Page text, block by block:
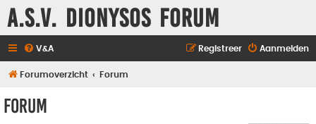
A.S.V. Dionysos Forum
V&A Aanmelden
Registreer
Forumoverzicht Forum
Forum